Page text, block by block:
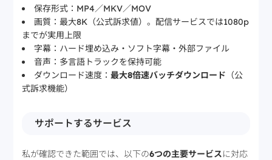
保存形式：MP4／MKV／MOV
画質：最大8K（公式訴求値）。配信サービスでは1080p
までが実用上限
字幕：ハード埋め込み・ソフト字幕・外部ファイル
音声：多言語トラックを保持可能
ダウンロード速度：最大8倍速バッチダウンロード （公
式訴求機能）
サポートするサービス
私が確認できた範囲では、以下の6つの主要サービスに対応